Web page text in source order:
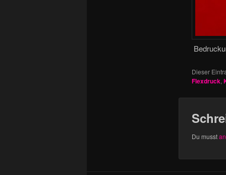
Dieser
Flexdruck,
Du musst